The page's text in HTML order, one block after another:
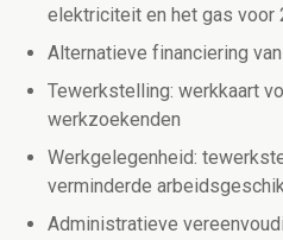
elektriciteit en het gas voor
Alternatieve financiering
Tewerkstelling: werkkaart
werkzoekenden
Werkgelegenheid:
verminderde
Administratieve